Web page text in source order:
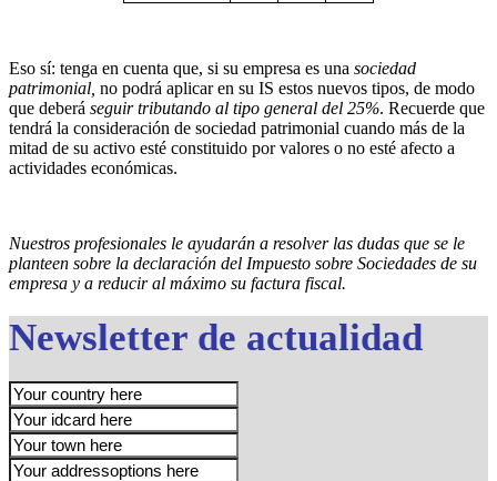
Eso sí: tenga en cuenta que, si su empresa es una sociedad
patrimonial, no podrá aplicar en su IS estos nuevos tipos, de modo
que deberá seguir tributando al tipo general del 25%. Recuerde que
tendrá la consideración de sociedad patrimonial cuando más de la
mitad de su activo esté constituido por valores o no esté afecto a
actividades económicas.
Nuestros profesionales le ayudarán a resolver las dudas que se le
planteen sobre la declaración del Impuesto sobre Sociedades de su
empresa y a reducir al máximo su factura fiscal.
Newsletter de actualidad